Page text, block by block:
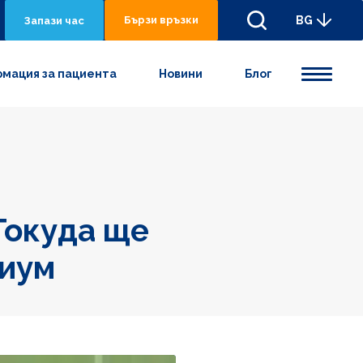
Запази час Бързи връзки BG
за пациента Новини Блог
ще